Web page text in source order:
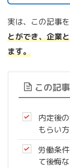
実は、この記事を
とができ、企業
ます。
この記
内定後
もらい
労働条
て後悔